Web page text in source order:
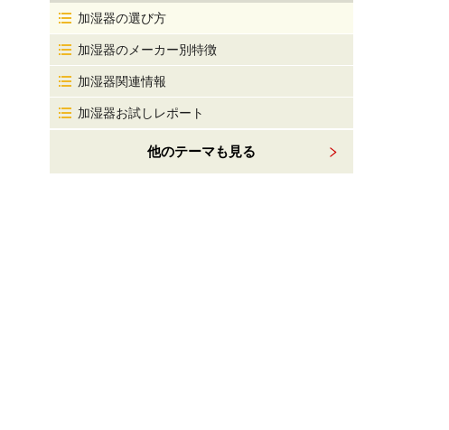
加湿器の選び方
加湿器のメーカー別特徴
加湿器関連情報
加湿器お試しレポート
他のテーマも見る